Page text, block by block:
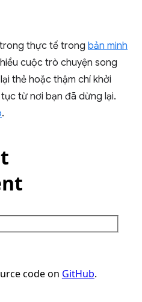
thực tế trong bản minh
cuộc trò chuyện song
thẻ hoặc thậm chí khởi
từ nơi bạn đã dừng lại.
.